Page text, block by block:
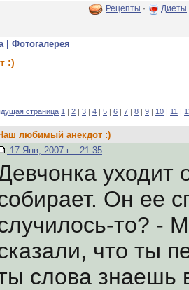
Рецепты · Диеты
| Фотогалерея
:)
страница 1 | 2 | 3 | 4 | 5 | 6 | 7 | 8 | 9 | 10 | 11 |
любимый анекдот :)
17 Янв, 2007 г. - 21:35
уходит
Он ее
то? -
что ты
слова знаешь